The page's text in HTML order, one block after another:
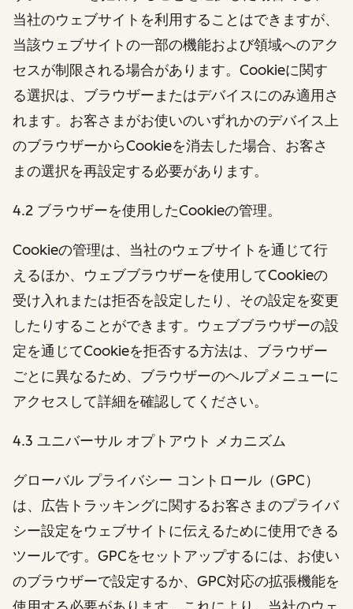
当社のウェブサイトを利用することはできますが、
当該ウェブサイトの一部の機能および領域へのアク
セスが制限される場合があります。Cookieに関す
る選択は、ブラウザーまたはデバイスにのみ適用さ
れます。お客さまがお使いのいずれかのデバイス上
のブラウザーからCookieを消去した場合、お客さ
まの選択を再設定する必要があります。
4.2 ブラウザーを使用したCookieの管理。
Cookieの管理は、当社のウェブサイトを通じて行
えるほか、ウェブブラウザーを使用してCookieの
受け入れまたは拒否を設定したり、その設定を変更
したりすることができます。ウェブブラウザーの設
定を通じてCookieを拒否する方法は、ブラウザー
ごとに異なるため、ブラウザーのヘルプメニューに
アクセスして詳細を確認してください。
4.3 ユニバーサル オプトアウト メカニズム
グローバル プライバシー コントロール（GPC）
は、広告トラッキングに関するお客さまのプライバ
シー設定をウェブサイトに伝えるために使用できる
ツールです。GPCをセットアップするには、お使い
のブラウザーで設定するか、GPC対応の拡張機能を